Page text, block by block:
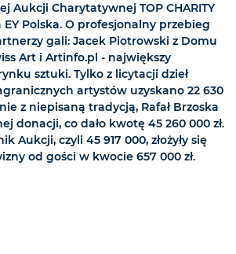
Aukcji Charytatywnej TOP CHARITY
EY Polska. O profesjonalny przebieg
gali: Jacek Piotrowski z Domu
Art i Artinfo.pl - największy
sztuki. Tylko z licytacji dzieł
artystów uzyskano 22 630
z niepisaną tradycją, Rafał Brzoska
donacji, co dało kwotę 45 260 000 zł.
Aukcji, czyli 45 917 000, złożyły się
od gości w kwocie 657 000 zł.